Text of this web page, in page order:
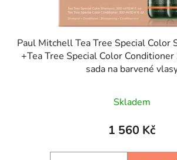
Paul Mitchell Tea Tree Special Color
+Tea Tree Special Color
sada na barvené
Skladem
1 560 Kč